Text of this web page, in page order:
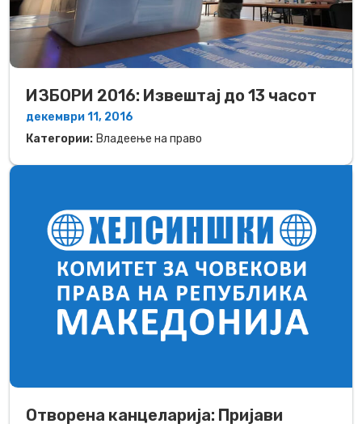
ИЗБОРИ 2016: Извештај до 13 часот
декември 11, 2016
Категории: Владеење на право
Отворена канцеларија: Пријави